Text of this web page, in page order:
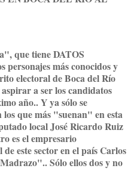
que tiene DATOS
personajes más conocidos y
electoral de Boca del Río
a ser los candidatos
año.. Y ya sólo se
que más "suenan" en esta
local José Ricardo Ruiz
es el empresario
este sector en el país Carlos
Sólo ellos dos y no